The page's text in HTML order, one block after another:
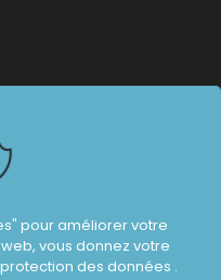
pour améliorer votre
vous donnez votre
des données .